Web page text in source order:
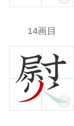
14画目